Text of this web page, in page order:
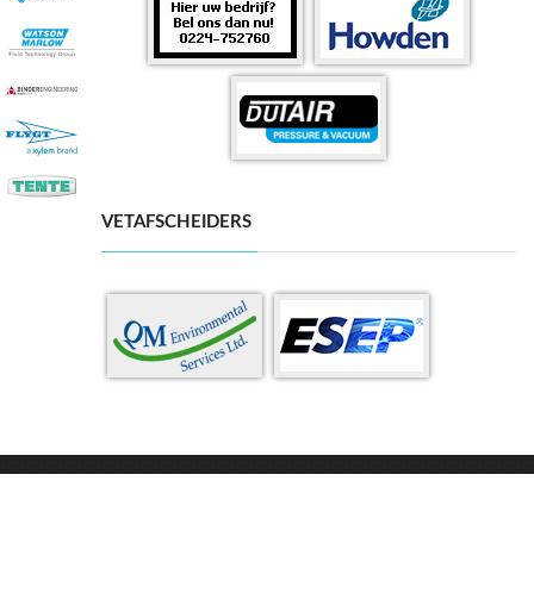
VETAFSCHEIDERS